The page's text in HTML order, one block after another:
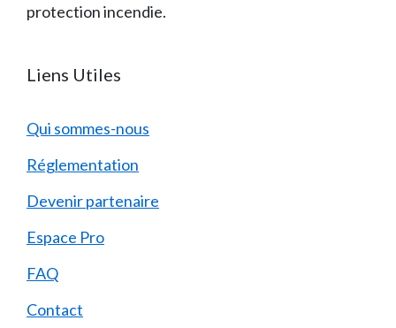
protection incendie.
Liens Utiles
Qui sommes-nous
Réglementation
Devenir partenaire
Espace Pro
FAQ
Contact